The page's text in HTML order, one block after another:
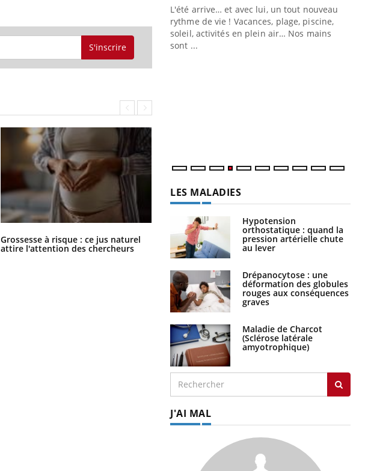
S'inscrire
Grossesse à risque : ce jus naturel
attire l'attention des chercheurs
Comment oublier les écrans en
vacances ?
L'été arrive… et avec lui, un tout nouveau
rythme de vie ! Vacances, plage, piscine,
soleil, activités en plein air… Nos mains
sont ...
LES MALADIES
Hypotension
orthostatique : quand la
pression artérielle chute
au lever
Drépanocytose : une
déformation des globules
rouges aux conséquences
graves
Maladie de Charcot
(Sclérose latérale
amyotrophique)
J'AI MAL